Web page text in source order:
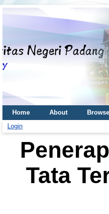
Home About Browse
Login
Tata